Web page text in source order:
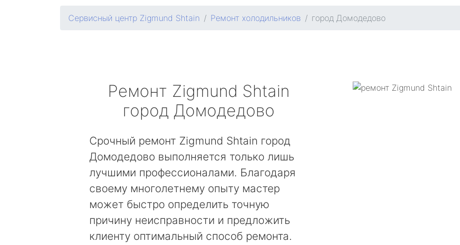
Сервисный центр Zigmund Shtain Ремонт холодильников город Домодедово
Ремонт Zigmund Shtain
город Домодедово
Срочный ремонт Zigmund Shtain город
Домодедово выполняется только лишь
лучшими профессионалами. Благодаря
своему многолетнему опыту мастер
может быстро определить точную
причину неисправности и предложить
клиенту оптимальный способ ремонта.